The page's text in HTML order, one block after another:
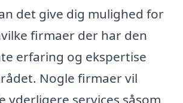
det give dig mulighed for
firmaer der har den
erfaring og ekspertise
Nogle firmaer vil
yderligere services såsom